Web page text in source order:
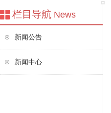
栏目导航 News
新闻公告
新闻中心